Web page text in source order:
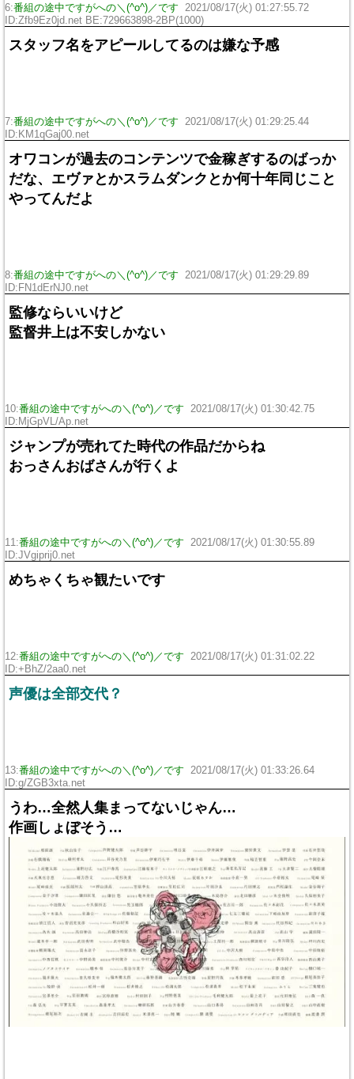
6:番組の途中ですがへの＼(^o^)／です
2021/08/17(火) 01:27:55.72
ID:Zfb9Ez0jd.net BE:729663898-2BP(1000)
スタッフ名をアピールしてるのは嫌な予感
7:番組の途中ですがへの＼(^o^)／です
2021/08/17(火) 01:29:25.44
ID:KM1qGaj00.net
オワコンが過去のコンテンツで金稼ぎするのばっか
だな、エヴァとかスラムダンクとか何十年同じこと
やってんだよ
8:番組の途中ですがへの＼(^o^)／です
2021/08/17(火) 01:29:29.89
ID:FN1dErNJ0.net
監修ならいいけど
監督井上は不安しかない
10:番組の途中ですがへの＼(^o^)／です
2021/08/17(火) 01:30:42.75
ID:MjGpVL/Ap.net
ジャンプが売れてた時代の作品だからね
おっさんおばさんが行くよ
11:番組の途中ですがへの＼(^o^)／です
2021/08/17(火) 01:30:55.89
ID:JVgiprij0.net
めちゃくちゃ観たいです
12:番組の途中ですがへの＼(^o^)／です
2021/08/17(火) 01:31:02.22
ID:+BhZ/2aa0.net
声優は全部交代？
13:番組の途中ですがへの＼(^o^)／です
2021/08/17(火) 01:33:26.64
ID:g/ZGB3xta.net
うわ…全然人集まってないじゃん…
作画しょぼそう…